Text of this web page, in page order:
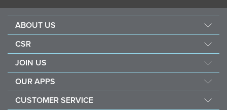
ABOUT US
ニュースキンの研究・開発
製品ブランド
ニュースルーム
永井 花奈 選手 応援ページ
CSR
社会貢献活動
ナリッシュ ザ チルドレン
サステナビリティ
JOIN US
ブランド メンバーとは
定期購入（ADP）
OUR APPS
CUSTOMER SERVICE